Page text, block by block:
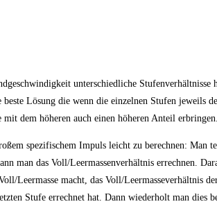
unterschiedliche Stufenverhältnisse
Lösung die wenn die einzelnen Stufen jeweils
dem höheren auch einen höheren Anteil erbringen.
spezifischem Impuls leicht zu berechnen: Man
man das Voll/Leermassenverhältnis errechnen.
Leermasse macht, das Voll/Leermasseverhältnis
Stufe errechnet hat. Dann wiederholt man dies